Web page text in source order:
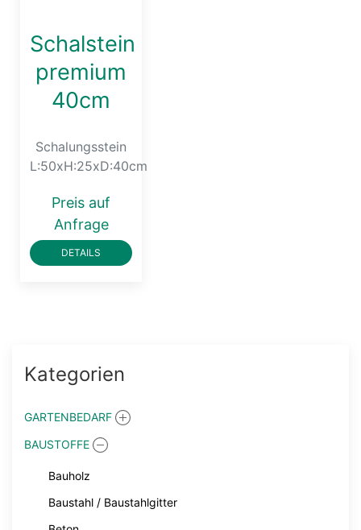
Schalstein
premium
40cm
Schalungsstein
L:50xH:25xD:40cm
Preis auf
Anfrage
DETAILS
Kategorien
GARTENBEDARF
BAUSTOFFE
Bauholz
Baustahl / Baustahlgitter